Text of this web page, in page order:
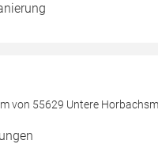
von 55629 Untere